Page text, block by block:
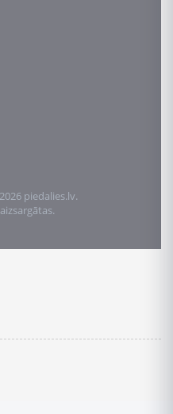
piedalies.lv.